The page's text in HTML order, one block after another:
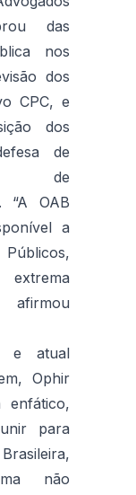
das
nos
dos
CPC, e
dos
de
de
“A OAB
a
afirmou
e atual
Ophir
enfático,
para
não